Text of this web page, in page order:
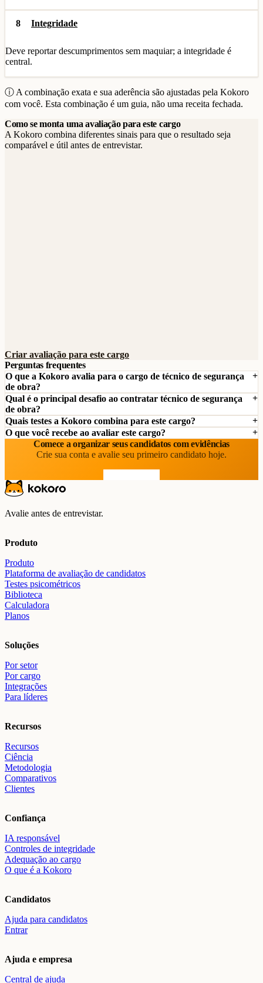
8 Integridade
Deve reportar descumprimentos sem maquiar; a integridade é
central.
ⓘ A combinação exata e sua aderência são ajustadas pela Kokoro
com você. Esta combinação é um guia, não uma receita fechada.
Como se monta uma avaliação para este cargo
A Kokoro combina diferentes sinais para que o resultado seja
comparável e útil antes de entrevistar.
Criar avaliação para este cargo
Perguntas frequentes
O que a Kokoro avalia para o cargo de técnico de segurança
de obra?
Qual é o principal desafio ao contratar técnico de segurança
de obra?
Quais testes a Kokoro combina para este cargo?
O que você recebe ao avaliar este cargo?
Comece a organizar seus candidatos com evidências
Crie sua conta e avalie seu primeiro candidato hoje.
Avalie antes de entrevistar.
Produto
Produto
Plataforma de avaliação de candidatos
Testes psicométricos
Biblioteca
Calculadora
Planos
Soluções
Por setor
Por cargo
Integrações
Para líderes
Recursos
Recursos
Ciência
Metodologia
Comparativos
Clientes
Confiança
IA responsável
Controles de integridade
Adequação ao cargo
O que é a Kokoro
Candidatos
Ajuda para candidatos
Entrar
Ajuda e empresa
Central de ajuda